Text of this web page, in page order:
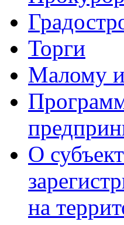
Торги
Малому и
О
на